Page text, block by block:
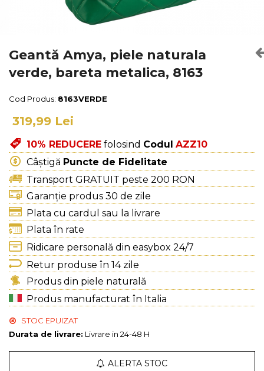
Genți Albastre
Genți Argintii
Genți Bej
Genți Bordo
Genți Cafenii
Genți Caramel
Genți Coniac
Genți Corai
Genți Crem
Genți Galbene
Genți Gri
Genți Maro
Genți Multicolore
Genți Negre
Genți Nude
Genți Portocalii
Genți Roze
Genți Roșii
Genți Taupe
Geantă Amya, piele naturala
verde, bareta metalica, 8163
Cod Produs: 8163VERDE
319,99 Lei
10% REDUCERE folosind Codul AZZ10
Câștigă Puncte de Fidelitate
Transport GRATUIT peste 200 RON
Garanție produs 30 de zile
Plata cu cardul sau la livrare
Plata în rate
Ridicare personală din easybox 24/7
Retur produse în 14 zile
Produs din piele naturală
Produs manufacturat în Italia
STOC EPUIZAT
Durata de livrare: Livrare in 24-48 H
ALERTA STOC